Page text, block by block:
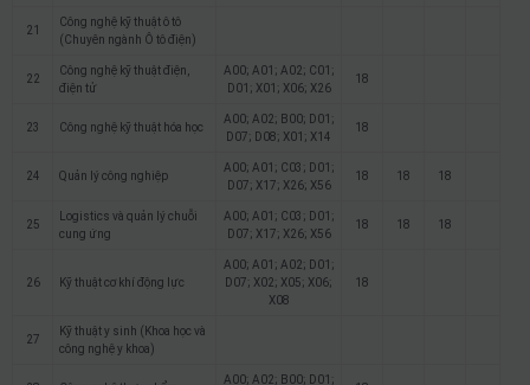
21
Công nghệ kỹ thuật ô tô
(Chuyên ngành Ô tô điện)
22
Công nghệ kỹ thuật điện,
điện tử
A00; A01; A02; C01;
D01; X01; X06; X26
18
23 Công nghệ kỹ thuật hóa học
A00; A02; B00; D01;
D07; D08; X01; X14
18
24 Quản lý công nghiệp
A00; A01; C03; D01;
D07; X17; X26; X56
18 18 18
25
Logistics và quản lý chuỗi
cung ứng
A00; A01; C03; D01;
D07; X17; X26; X56
18 18 18
26 Kỹ thuật cơ khí động lực
A00; A01; A02; D01;
D07; X02; X05; X06;
X08
18
27
Kỹ thuật y sinh (Khoa học và
công nghệ y khoa)
A00; A02; B00; D01;